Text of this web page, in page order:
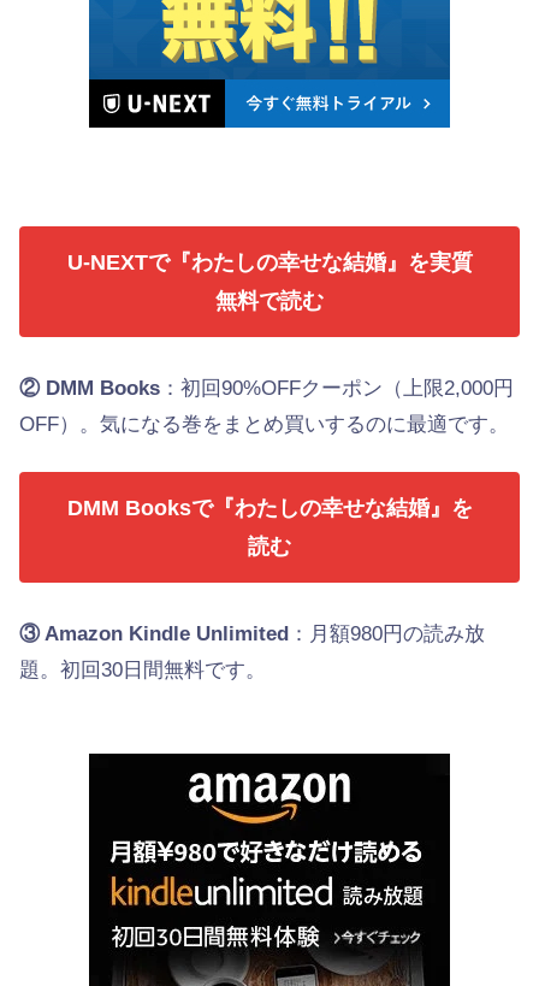
U-NEXTで『わたしの幸せな結婚』を実質
無料で読む
② DMM Books ：初回90%OFFクーポン（上限2,000円
OFF）。気になる巻をまとめ買いするのに最適です。
DMM Booksで『わたしの幸せな結婚』を
読む
③ Amazon Kindle Unlimited ：月額980円の読み放
題。初回30日間無料です。